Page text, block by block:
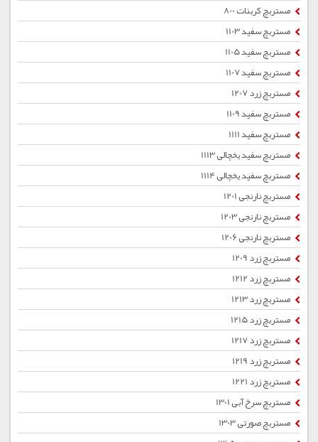
مستربچ کربنات 800
مستربچ سفید 1103
مستربچ سفید 1105
مستربچ سفید 1107
مستربچ زرد 1207
مستربچ سفید 1109
مستربچ سفید 1111
مستربچ سفید یخچالی 1113
مستربچ سفید یخچالی 1114
مستربچ نارنجی 1201
مستربچ نارنجی 1203
مستربچ نارنجی 1206
مستربچ زرد 1209
مستربچ زرد 1212
مستربچ زرد 1213
مستربچ زرد 1215
مستربچ زرد 1217
مستربچ زرد 1219
مستربچ زرد 1221
مستربچ سرخ آبی 1301
مستربچ صورتی 1303